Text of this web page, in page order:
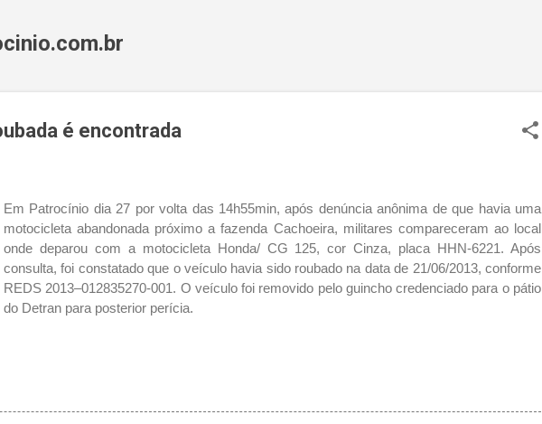
é encontrada
Em Patrocínio dia 27 por volta das 14h55min, após denúncia anônima de que havia uma
motocicleta abandonada próximo a fazenda Cachoeira, militares compareceram ao local
onde deparou com a motocicleta Honda/ CG 125, cor Cinza, placa HHN-6221. Após
consulta, foi constatado que o veículo havia sido roubado na data de 21/06/2013, conforme
REDS 2013–012835270-001. O veículo foi removido pelo guincho credenciado para o pátio
do Detran para posterior perícia.